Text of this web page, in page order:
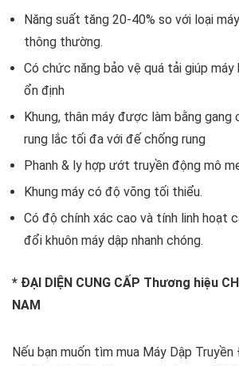
Năng suất tăng 20-40% so với loại
thông thường.
Có chức năng bảo vệ quá tải giúp
ổn định
Khung, thân máy được làm bằng gang
rung lắc tối đa với đế chống rung
Phanh & ly hợp ướt truyền động mô
Khung máy có độ võng tối thiểu.
Có độ chính xác cao và tính linh hoạt
đổi khuôn máy dập nhanh chóng.
* ĐẠI DIỆN CUNG CẤP Thương hiệu
NAM
Nếu bạn muốn tìm mua Máy Dập Truyền